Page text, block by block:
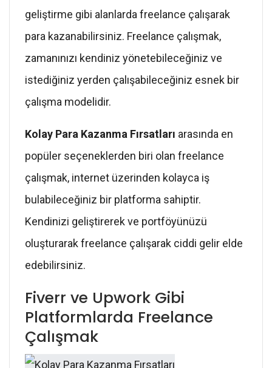
geliştirme gibi alanlarda freelance çalışarak
para kazanabilirsiniz. Freelance çalışmak,
zamanınızı kendiniz yönetebileceğiniz ve
istediğiniz yerden çalışabileceğiniz esnek bir
çalışma modelidir.
Kolay Para Kazanma Fırsatları arasında en
popüler seçeneklerden biri olan freelance
çalışmak, internet üzerinden kolayca iş
bulabileceğiniz bir platforma sahiptir.
Kendinizi geliştirerek ve portföyünüzü
oluşturarak freelance çalışarak ciddi gelir elde
edebilirsiniz.
Fiverr ve Upwork Gibi
Platformlarda Freelance
Çalışmak